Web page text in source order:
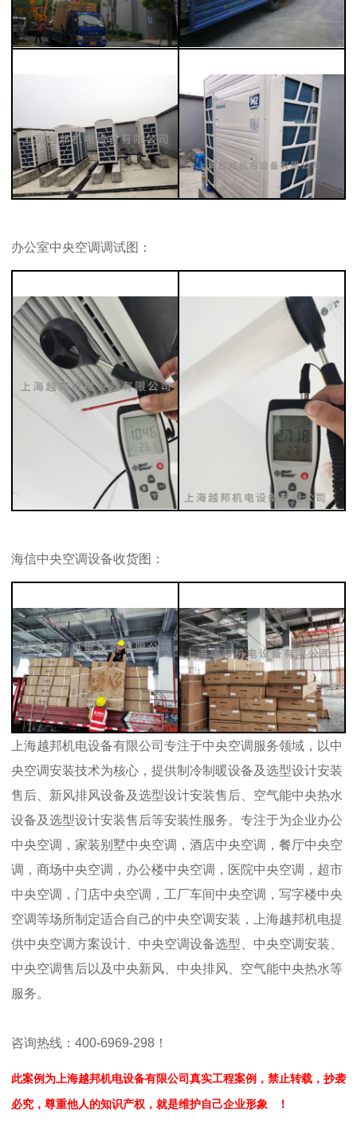
办公室中央空调调试图：
海信中央空调设备收货图：
上海越邦机电设备有限公司专注于中央空调服务领域，以中
央空调安装技术为核心，提供制冷制暖设备及选型设计安装
售后、新风排风设备及选型设计安装售后、空气能中央热水
设备及选型设计安装售后等安装性服务。专注于为企业办公
中央空调，家装别墅中央空调，酒店中央空调，餐厅中央空
调，商场中央空调，办公楼中央空调，医院中央空调，超市
中央空调，门店中央空调，工厂车间中央空调，写字楼中央
空调等场所制定适合自己的中央空调安装，上海越邦机电提
供中央空调方案设计、中央空调设备选型、中央空调安装、
中央空调售后以及中央新风、中央排风、空气能中央热水等
服务。
咨询热线：400-6969-298！
此案例为上海越邦机电设备有限公司真实工程案例，禁止转载， 抄袭
必究， 尊重他人的知识产权，就是维护自己企业形象 ！